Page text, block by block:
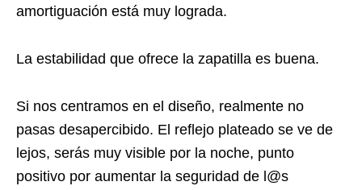
amortiguación está muy lograda.
La estabilidad que ofrece la zapatilla es buena.
Si nos centramos en el diseño, realmente no
pasas desapercibido. El reflejo plateado se ve de
lejos, serás muy visible por la noche, punto
positivo por aumentar la seguridad de l@s